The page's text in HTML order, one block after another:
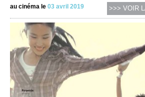
au cinéma le 03 avril 2019 >>> VOIR